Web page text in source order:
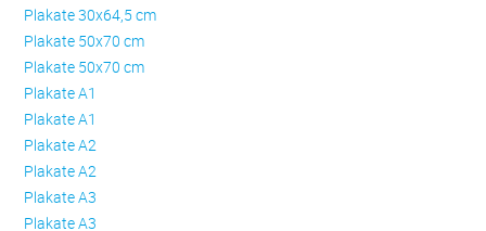
Plakate 30x64,5 cm
Plakate 50x70 cm
Plakate 50x70 cm
Plakate A1
Plakate A1
Plakate A2
Plakate A2
Plakate A3
Plakate A3